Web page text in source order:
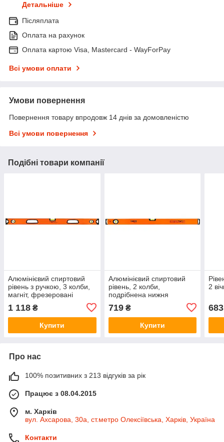
Детальніше
Післяплата
Оплата на рахунок
Оплата картою Visa, Mastercard - WayForPay
Всі умови оплати
Умови повернення
Повернення товару впродовж 14 днів за домовленістю
Всі умови повернення
Подібні товари компанії
Алюмінієвий спиртовий
рівень з ручкою, 3 колби,
магніт, фрезеровані
100 см
1 118 ₴
Купити
Алюмінієвий спиртовий
рівень, 2 колби,
подрібнена нижня
719₴
Купити
2
683
Про нас
100% позитивних з 213 відгуків за рік
Працює з 08.04.2015
м. Харків
вул. Ахсарова, 30а, ст.метро Олексіївська, Харків, Україна
Контакти